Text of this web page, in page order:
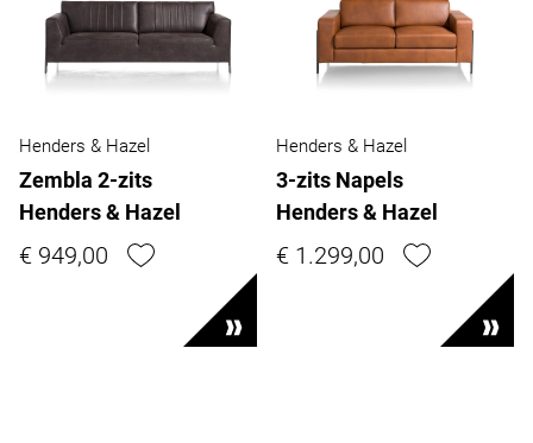
Henders & Hazel
Zembla 2-zits
Henders & Hazel
€ 949,00
Henders & Hazel
3-zits Napels
Henders & Hazel
€ 1.299,00